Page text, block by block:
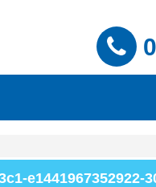
e1441967352922-